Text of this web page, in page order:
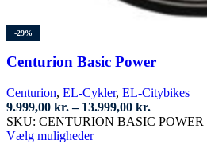
-29%
Centurion Basic Power
Centurion, EL-Cykler, EL-Citybikes
9.999,00 kr. – 13.999,00 kr.
9.999,00 kr.
SKU: CENTURION BASIC POWER
Vælg mulighederDette